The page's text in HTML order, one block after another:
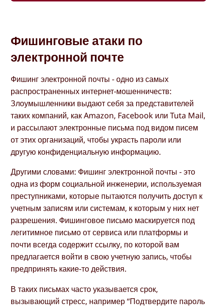
Фишинговые атаки по
электронной почте
Фишинг электронной почты - одно из самых
распространенных интернет-мошенничеств:
Злоумышленники выдают себя за представителей
таких компаний, как Amazon, Facebook или Tuta Mail,
и рассылают электронные письма под видом писем
от этих организаций, чтобы украсть пароли или
другую конфиденциальную информацию.
Другими словами: Фишинг электронной почты - это
одна из форм социальной инженерии, используемая
преступниками, которые пытаются получить доступ к
учетным записям или системам, к которым у них нет
разрешения. Фишинговое письмо маскируется под
легитимное письмо от сервиса или платформы и
почти всегда содержит ссылку, по которой вам
предлагается войти в свою учетную запись, чтобы
предпринять какие-то действия.
В таких письмах часто указывается срок,
вызывающий стресс, например “Подтвердите пароль